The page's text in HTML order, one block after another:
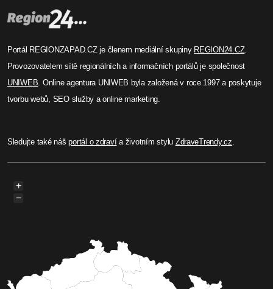
Portál REGIONZAPAD.CZ je členem mediální skupiny REGION24.CZ.
Provozovatelem sítě regionálních a informačních portálů je společnost
UNIWEB. Online agentura UNIWEB byla založená v roce 1997 a poskytuje
tvorbu webů, SEO služby a online marketing.
Sledujte také nášportál o zdravía životním stylu ZdraveTrendy.cz.
+
−